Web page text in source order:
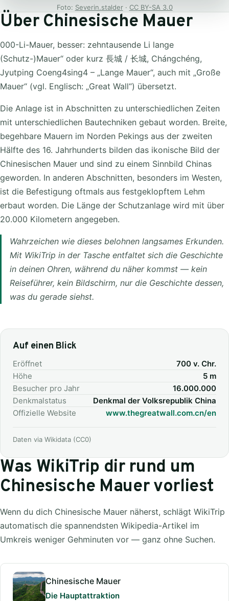
Foto: Severin.stalder· CC BY-SA 3.0
Über Chinesische Mauer
000-Li-Mauer, besser: zehntausende Li lange
(Schutz-)Mauer“ oder kurz 長城 / 长城, Chángchéng,
Jyutping Coeng4sing4 – „Lange Mauer“, auch mit „Große
Mauer“ (vgl. Englisch: „Great Wall“) übersetzt.
Die Anlage ist in Abschnitten zu unterschiedlichen Zeiten
mit unterschiedlichen Bautechniken gebaut worden. Breite,
begehbare Mauern im Norden Pekings aus der zweiten
Hälfte des 16. Jahrhunderts bilden das ikonische Bild der
Chinesischen Mauer und sind zu einem Sinnbild Chinas
geworden. In anderen Abschnitten, besonders im Westen,
ist die Befestigung oftmals aus festgeklopftem Lehm
erbaut worden. Die Länge der Schutzanlage wird mit über
20.000 Kilometern angegeben.
Wahrzeichen wie dieses belohnen langsames Erkunden.
Mit WikiTrip in der Tasche entfaltet sich die Geschichte
in deinen Ohren, während du näher kommst — kein
Reiseführer, kein Bildschirm, nur die Geschichte dessen,
was du gerade siehst.
Auf einen Blick
Eröffnet
700 v. Chr.
Höhe
5 m
Besucher pro Jahr
16.000.000
Denkmalstatus
Denkmal der Volksrepublik China
Offizielle Website
www.thegreatwall.com.cn/en
Daten via Wikidata (CC0)
Was WikiTrip dir rund um
Chinesische Mauer vorliest
Wenn du dich Chinesische Mauer näherst, schlägt WikiTrip
automatisch die spannendsten Wikipedia-Artikel im
Umkreis weniger Gehminuten vor — ganz ohne Suchen.
Chinesische Mauer
Die Hauptattraktion